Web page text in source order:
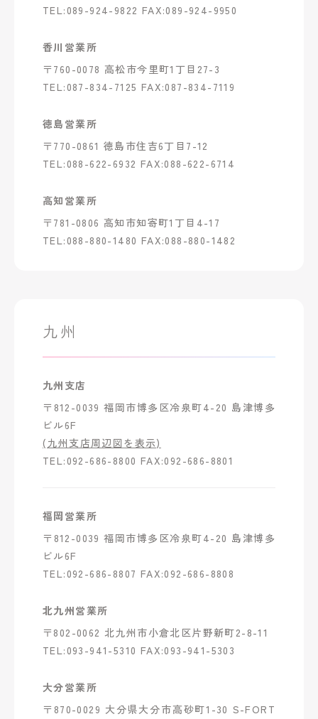
TEL:089-924-9822 FAX:089-924-9950
香川営業所
〒760-0078 高松市今里町1丁目27-3
TEL:087-834-7125 FAX:087-834-7119
徳島営業所
〒770-0861 徳島市住吉6丁目7-12
TEL:088-622-6932 FAX:088-622-6714
高知営業所
〒781-0806 高知市知寄町1丁目4-17
TEL:088-880-1480 FAX:088-880-1482
九州
九州支店
〒812-0039 福岡市博多区冷泉町4-20 島津博多
ビル6F
(九州支店周辺図を表示)
TEL:092-686-8800 FAX:092-686-8801
福岡営業所
〒812-0039 福岡市博多区冷泉町4-20 島津博多
ビル6F
TEL:092-686-8807 FAX:092-686-8808
北九州営業所
〒802-0062 北九州市小倉北区片野新町2-8-11
TEL:093-941-5310 FAX:093-941-5303
大分営業所
〒870-0029 大分県大分市高砂町1-30 S-FORT